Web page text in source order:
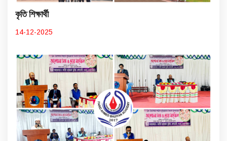
কৃতি শিক্ষার্থী
14-12-2025